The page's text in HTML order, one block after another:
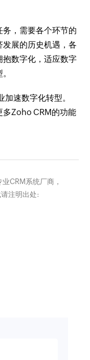
，需要各个环节的
展的历史机遇，各
数字化，适应数字
加速数字化转型。
多Zoho CRM的功能
CRM系统厂商，
请注明出处: